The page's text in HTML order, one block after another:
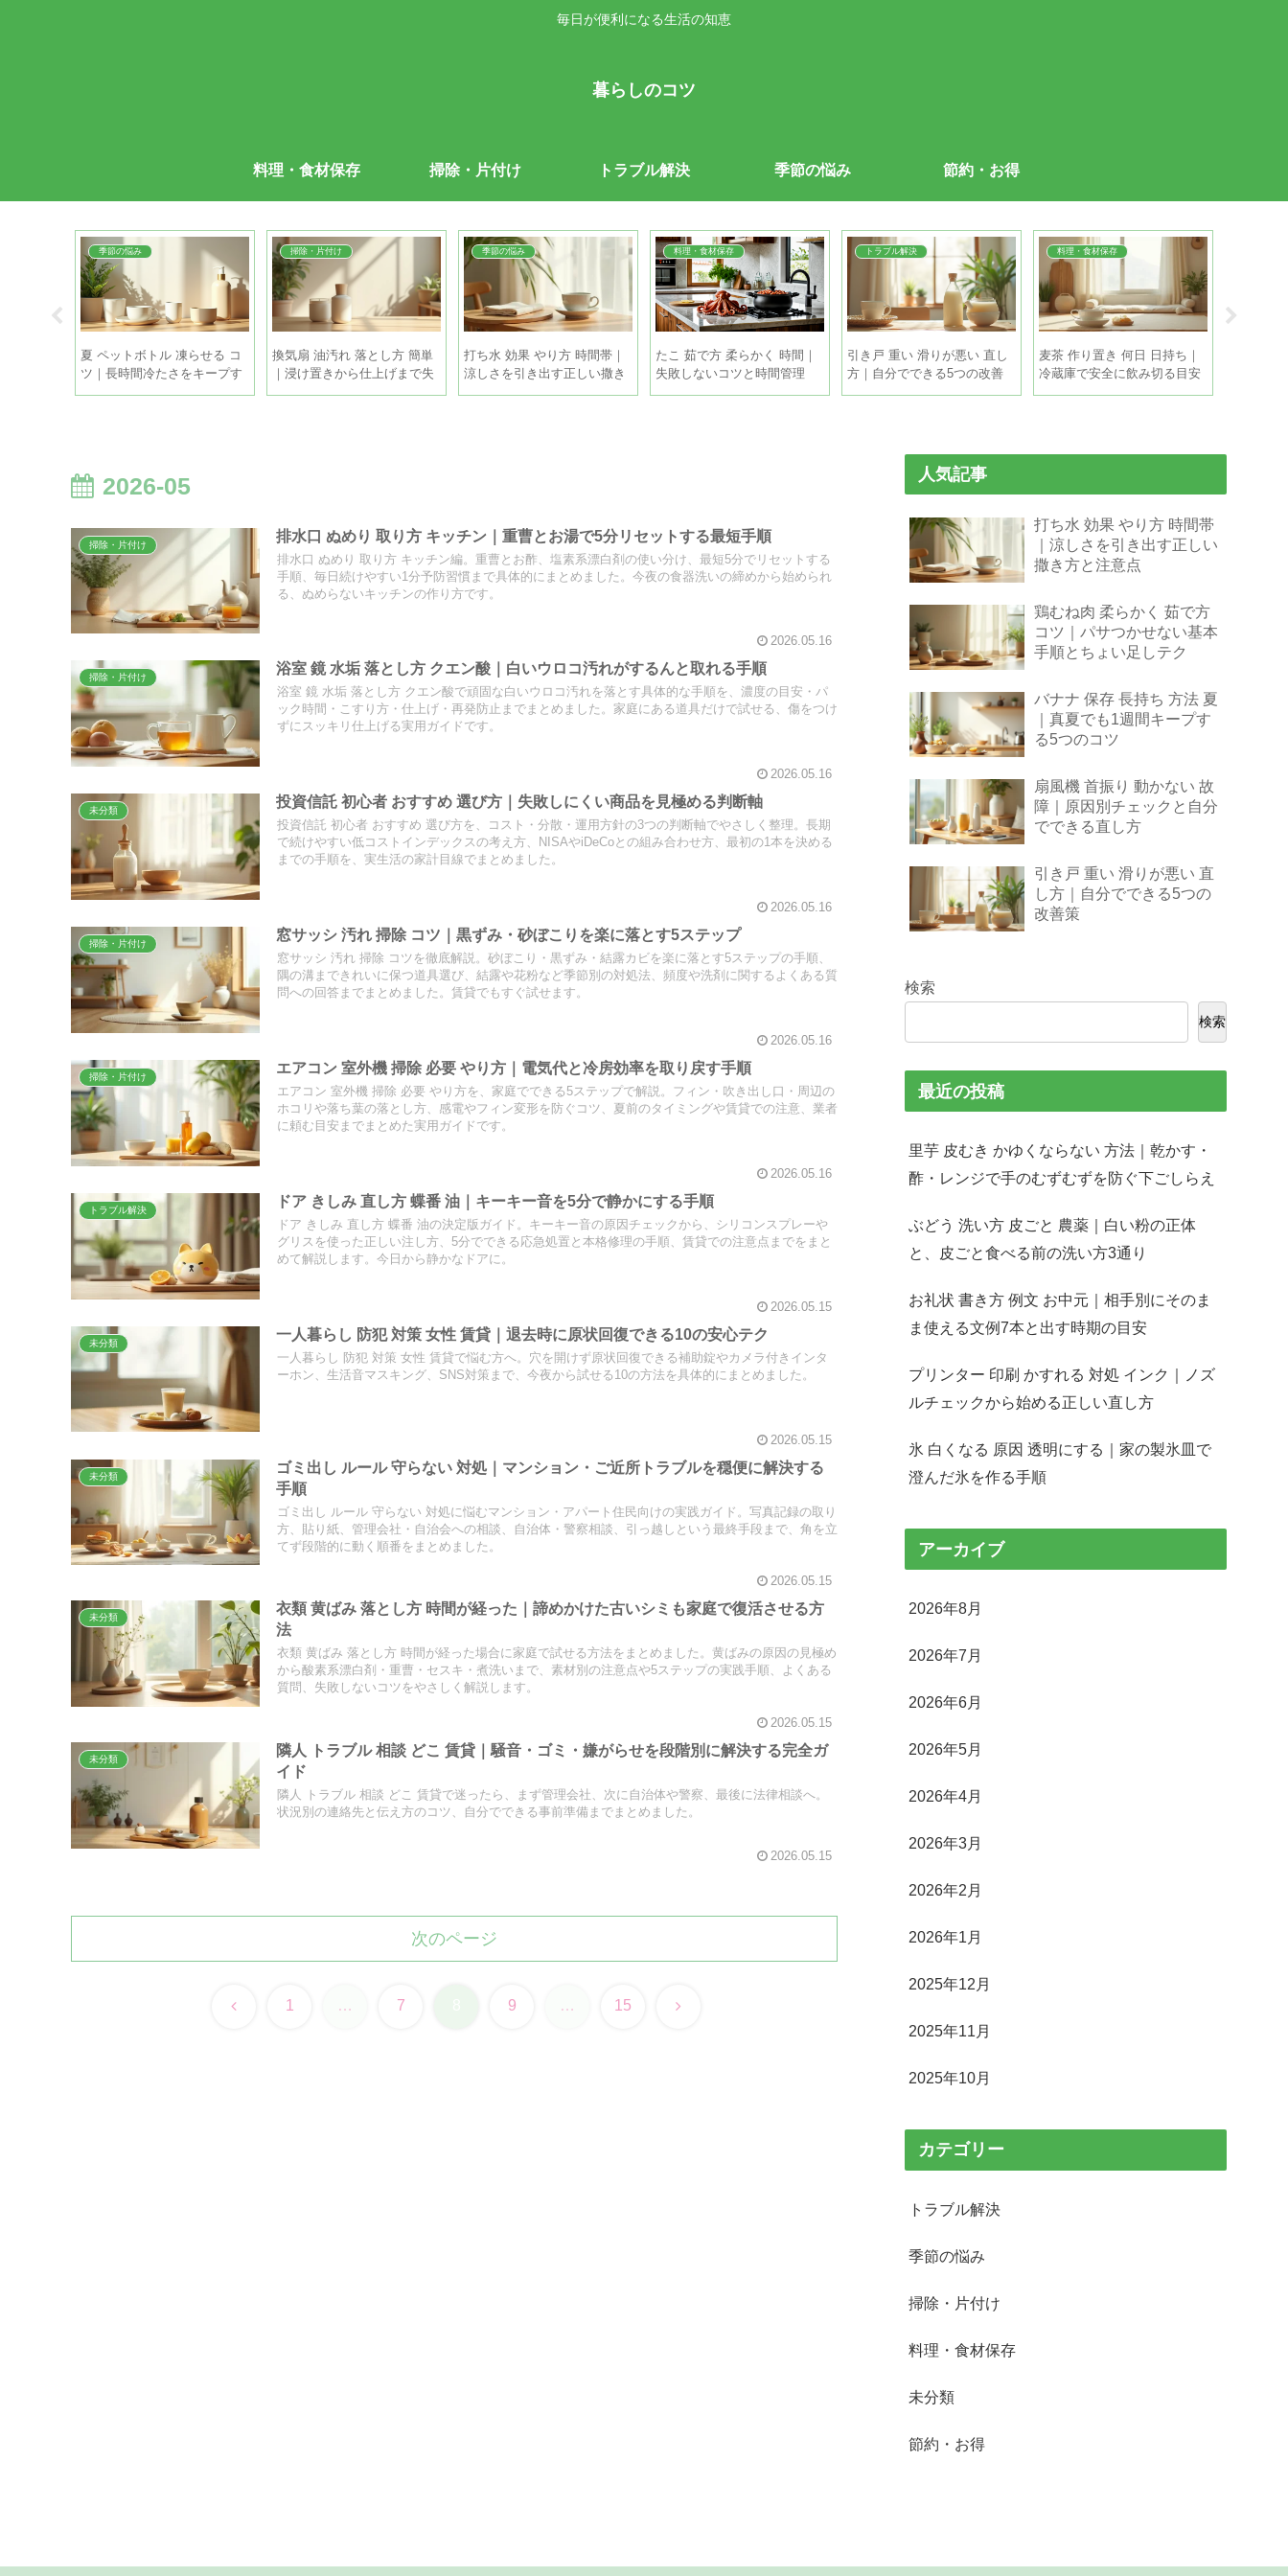
毎日が便利になる生活の知恵
暮らしのコツ
料理・食材保存 掃除・片付け トラブル解決 季節の悩み 節約・お得
季節の悩み
夏 ペットボトル 凍らせる コ
ツ｜長時間冷たさをキープす
る5つの方法
掃除・片付け
換気扇 油汚れ 落とし方 簡単
｜浸け置きから仕上げまで失
敗しない時短掃除
季節の悩み
打ち水 効果 やり方 時間帯｜
涼しさを引き出す正しい撒き
方と注意点
料理・食材保存
たこ 茹で方 柔らかく 時間｜
失敗しないコツと時間管理
トラブル解決
引き戸 重い 滑りが悪い 直し
方｜自分でできる5つの改善
策
料理・食材保存
麦茶 作り置き 何日 日持ち｜
冷蔵庫で安全に飲み切る目安
と保存のコツ
2026-05
掃除・片付け
排水口 ぬめり 取り方 キッチン｜重曹とお湯で5分リセットする最短手順
排水口 ぬめり 取り方 キッチン編。重曹とお酢、塩素系漂白剤の使い分け、最短5分でリセットする
手順、毎日続けやすい1分予防習慣まで具体的にまとめました。今夜の食器洗いの締めから始められ
る、ぬめらないキッチンの作り方です。
2026.05.16
掃除・片付け
浴室 鏡 水垢 落とし方 クエン酸｜白いウロコ汚れがするんと取れる手順
浴室 鏡 水垢 落とし方 クエン酸で頑固な白いウロコ汚れを落とす具体的な手順を、濃度の目安・パ
ック時間・こすり方・仕上げ・再発防止までまとめました。家庭にある道具だけで試せる、傷をつけ
ずにスッキリ仕上げる実用ガイドです。
2026.05.16
未分類
投資信託 初心者 おすすめ 選び方｜失敗しにくい商品を見極める判断軸
投資信託 初心者 おすすめ 選び方を、コスト・分散・運用方針の3つの判断軸でやさしく整理。長期
で続けやすい低コストインデックスの考え方、NISAやiDeCoとの組み合わせ方、最初の1本を決める
までの手順を、実生活の家計目線でまとめました。
2026.05.16
掃除・片付け
窓サッシ 汚れ 掃除 コツ｜黒ずみ・砂ぼこりを楽に落とす5ステップ
窓サッシ 汚れ 掃除 コツを徹底解説。砂ぼこり・黒ずみ・結露カビを楽に落とす5ステップの手順、
隅の溝まできれいに保つ道具選び、結露や花粉など季節別の対処法、頻度や洗剤に関するよくある質
問への回答までまとめました。賃貸でもすぐ試せます。
2026.05.16
掃除・片付け
エアコン 室外機 掃除 必要 やり方｜電気代と冷房効率を取り戻す手順
エアコン 室外機 掃除 必要 やり方を、家庭でできる5ステップで解説。フィン・吹き出し口・周辺の
ホコリや落ち葉の落とし方、感電やフィン変形を防ぐコツ、夏前のタイミングや賃貸での注意、業者
に頼む目安までまとめた実用ガイドです。
2026.05.16
トラブル解決
ドア きしみ 直し方 蝶番 油｜キーキー音を5分で静かにする手順
ドア きしみ 直し方 蝶番 油の決定版ガイド。キーキー音の原因チェックから、シリコンスプレーや
グリスを使った正しい注し方、5分でできる応急処置と本格修理の手順、賃貸での注意点までをまと
めて解説します。今日から静かなドアに。
2026.05.15
未分類
一人暮らし 防犯 対策 女性 賃貸｜退去時に原状回復できる10の安心テク
一人暮らし 防犯 対策 女性 賃貸で悩む方へ。穴を開けず原状回復できる補助錠やカメラ付きインタ
ーホン、生活音マスキング、SNS対策まで、今夜から試せる10の方法を具体的にまとめました。
2026.05.15
未分類
ゴミ出し ルール 守らない 対処｜マンション・ご近所トラブルを穏便に解決する
手順
ゴミ出し ルール 守らない 対処に悩むマンション・アパート住民向けの実践ガイド。写真記録の取り
方、貼り紙、管理会社・自治会への相談、自治体・警察相談、引っ越しという最終手段まで、角を立
てず段階的に動く順番をまとめました。
2026.05.15
未分類
衣類 黄ばみ 落とし方 時間が経った｜諦めかけた古いシミも家庭で復活させる方
法
衣類 黄ばみ 落とし方 時間が経った場合に家庭で試せる方法をまとめました。黄ばみの原因の見極め
から酸素系漂白剤・重曹・セスキ・煮洗いまで、素材別の注意点や5ステップの実践手順、よくある
質問、失敗しないコツをやさしく解説します。
2026.05.15
未分類
隣人 トラブル 相談 どこ 賃貸｜騒音・ゴミ・嫌がらせを段階別に解決する完全ガ
イド
隣人 トラブル 相談 どこ 賃貸で迷ったら、まず管理会社、次に自治体や警察、最後に法律相談へ。
状況別の連絡先と伝え方のコツ、自分でできる事前準備までまとめました。
2026.05.15
次のページ
前 1 … 7 9 … 15 次
人気記事
打ち水 効果 やり方 時間帯
｜涼しさを引き出す正しい
撒き方と注意点
鶏むね肉 柔らかく 茹で方
コツ｜パサつかせない基本
手順とちょい足しテク
バナナ 保存 長持ち 方法 夏
｜真夏でも1週間キープす
る5つのコツ
扇風機 首振り 動かない 故
障｜原因別チェックと自分
でできる直し方
引き戸 重い 滑りが悪い 直
し方｜自分でできる5つの
改善策
検索
検索
最近の投稿
里芋 皮むき かゆくならない 方法｜乾かす・
酢・レンジで手のむずむずを防ぐ下ごしらえ
ぶどう 洗い方 皮ごと 農薬｜白い粉の正体
と、皮ごと食べる前の洗い方3通り
お礼状 書き方 例文 お中元｜相手別にそのま
ま使える文例7本と出す時期の目安
プリンター 印刷 かすれる 対処 インク｜ノズ
ルチェックから始める正しい直し方
氷 白くなる 原因 透明にする｜家の製氷皿で
澄んだ氷を作る手順
アーカイブ
2026年8月
2026年7月
2026年6月
2026年5月
2026年4月
2026年3月
2026年2月
2026年1月
2025年12月
2025年11月
2025年10月
カテゴリー
トラブル解決
季節の悩み
掃除・片付け
料理・食材保存
未分類
節約・お得